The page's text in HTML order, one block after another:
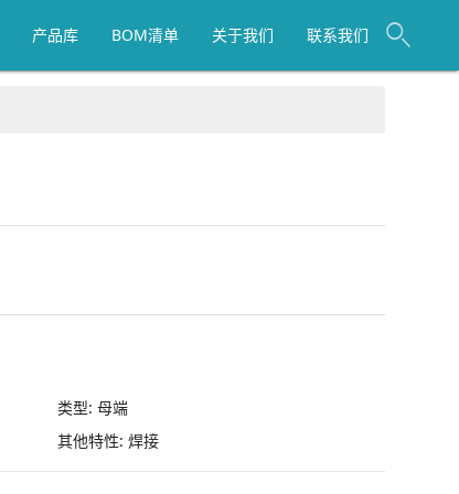
产品库 BOM清单 关于我们 联系我们
类型: 母端
其他特性: 焊接